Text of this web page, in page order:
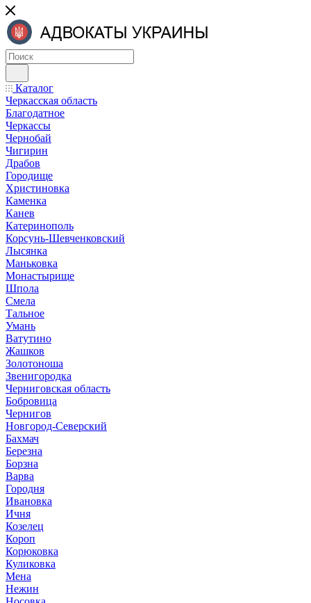
Каталог
Черкасская область
Благодатное
Черкассы
Чернобай
Чигирин
Драбов
Городище
Христиновка
Каменка
Канев
Катеринополь
Корсунь-Шевченковский
Лысянка
Маньковка
Монастырище
Шпола
Смела
Тальное
Умань
Ватутино
Жашков
Золотоноша
Звенигородка
Черниговская область
Бобровица
Чернигов
Новгород-Северский
Бахмач
Березна
Борзна
Варва
Городня
Ивановка
Ичня
Козелец
Короп
Корюковка
Куликовка
Мена
Нежин